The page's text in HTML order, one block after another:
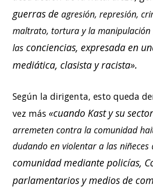
guerras de agresión, represión,
maltrato, tortura y la manipulación
las conciencias, expresada en
mediática, clasista y racista».
Según la dirigenta, esto queda
vez más «cuando Kast y su
arremeten contra la comunidad
dudando en violentar a las niñeces
comunidad mediante policías,
parlamentarios y medios de